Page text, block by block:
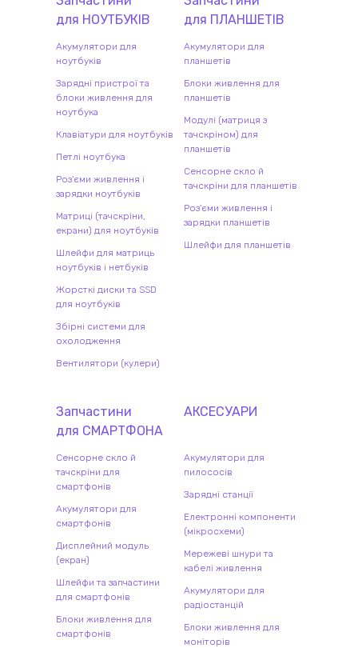
для НОУТБУКІВ
Акумулятори для
ноутбуків
Зарядні пристрої та
блоки живлення для
ноутбука
Клавіатури для ноутбуків
Петлі ноутбука
Роз'єми живлення і
зарядки ноутбуків
Матриці (тачскріни,
екрани) для ноутбуків
Шлейфи для матриць
ноутбуків і нетбуків
Жорсткі диски та SSD
для ноутбуків
Збірні системи для
охолодження
Вентилятори (кулери)
для ПЛАНШЕТІВ
Акумулятори для
планшетів
Блоки живлення для
планшетів
Модулі (матриця з
тачскріном) для
планшетів
Сенсорне скло й
тачскріни для планшетів
Роз'єми живлення і
зарядки планшетів
Шлейфи для планшетів
Запчастини
для СМАРТФОНА
Сенсорне скло й
тачскріни для
смартфонів
Акумулятори для
смартфонів
Дисплейний модуль
(екран)
Шлейфи та запчастини
для смартфонів
Блоки живлення для
смартфонів
АКСЕСУАРИ
Акумулятори для
пилососів
Зарядні станції
Електронні компоненти
(мікросхеми)
Мережеві шнури та
кабелі живлення
Акумулятори для
радіостанцій
Блоки живлення для
моніторів